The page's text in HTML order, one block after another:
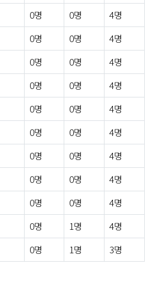
0명 0명
4명
0명 0명
4명
0명 0명
4명
0명 0명
4명
0명 0명
4명
0명 0명
4명
0명 0명
4명
0명 0명
4명
0명 0명
4명
0명 1명
4명
0명 1명 3명